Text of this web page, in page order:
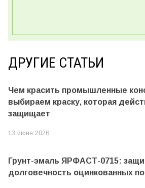
ДРУГИЕ СТАТЬИ
Чем красить промышленные
выбираем краску, которая
защищает
13 июня 2026
Грунт-эмаль ЯРФАСТ-0715:
долговечность оцинкованных